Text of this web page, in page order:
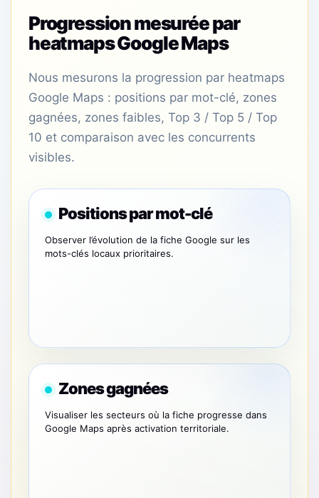
Progression mesurée par
heatmaps Google Maps
Nous mesurons la progression par heatmaps
Google Maps : positions par mot-clé, zones
gagnées, zones faibles, Top 3 / Top 5 / Top
10 et comparaison avec les concurrents
visibles.
Positions par mot-clé
Observer l’évolution de la fiche Google sur les
mots-clés locaux prioritaires.
Zones gagnées
Visualiser les secteurs où la fiche progresse dans
Google Maps après activation territoriale.